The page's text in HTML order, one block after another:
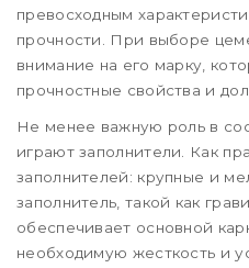
превосходным
прочности. При выборе
внимание на его марку,
прочностные свойства и
Не менее важную роль в
играют заполнители. Как
заполнителей: крупные и
заполнитель, такой как
обеспечивает основной
необходимую жесткость и